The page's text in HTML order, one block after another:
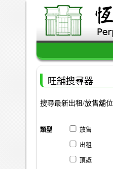
旺舖搜尋器
搜尋最新出租/放售舖位
類型 放售
出租
頂讓